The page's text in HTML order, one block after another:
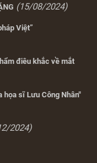
(15/08/2024)
Việt”
điêu khắc về mắt
họa sĩ Lưu Công Nhân"
2024)